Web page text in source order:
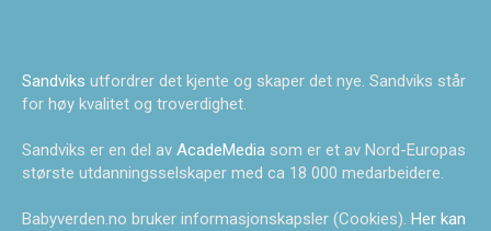
Sandviks utfordrer det kjente og skaper det nye. Sandviks står
for høy kvalitet og troverdighet.
Sandviks er en del av AcadeMedia som er et av Nord-Europas
største utdanningsselskaper med ca 18 000 medarbeidere.
Babyverden.no bruker informasjonskapsler (Cookies). Her kan